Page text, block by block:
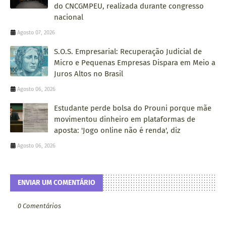
do CNCGMPEU, realizada durante congresso
nacional
Agosto 07, 2026
S.O.S. Empresarial: Recuperação Judicial de
Micro e Pequenas Empresas Dispara em Meio a
Juros Altos no Brasil
Agosto 06, 2026
Estudante perde bolsa do Prouni porque mãe
movimentou dinheiro em plataformas de
aposta: 'Jogo online não é renda', diz
Agosto 06, 2026
ENVIAR UM COMENTÁRIO
0 Comentários